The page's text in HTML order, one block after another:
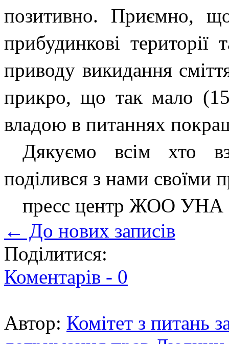
позитивно. Приємно,
прибудинкові
приводу викидання
прикро, що так мало
владою в питаннях
Дякуємо всім хто
поділився з нами своїми
пресс центр ЖОО УНА
← До нових записів
Поділитися:
Коментарів - 0
Автор: Комітет з питань